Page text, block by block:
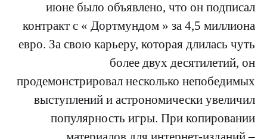
июне было объявлено, что он подписал
контракт с « Дортмундом » за 4,5 миллиона
евро. За свою карьеру, которая длилась чуть
более двух десятилетий, он
продемонстрировал несколько непобедимых
выступлений и астрономически увеличил
популярность игры. При копировании